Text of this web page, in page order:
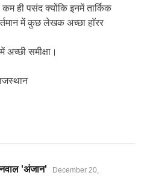
ही पसंद क्योंकि इनमें तार्किक
में कुछ लेखक अच्छा हाॅरर
अच्छी समीक्षा।
'अंजान' says:
December 20,